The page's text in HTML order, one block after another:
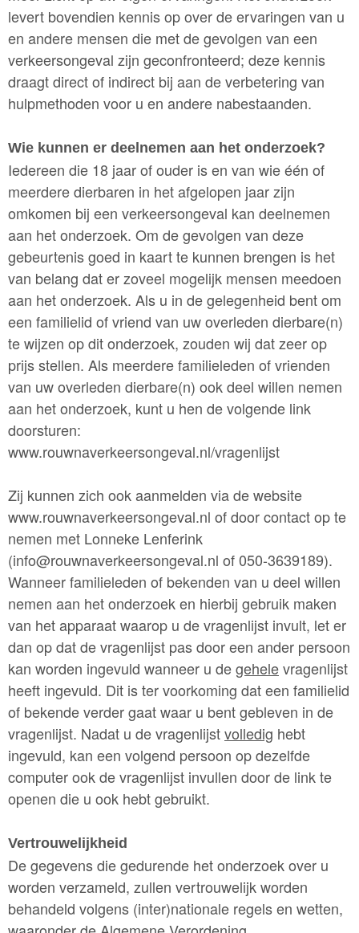
levert bovendien kennis op over de ervaringen van u
en andere mensen die met de gevolgen van een
verkeersongeval zijn geconfronteerd; deze kennis
draagt direct of indirect bij aan de verbetering van
hulpmethoden voor u en andere nabestaanden.
Wie kunnen er deelnemen aan het onderzoek?
Iedereen die 18 jaar of ouder is en van wie één of
meerdere dierbaren in het afgelopen jaar zijn
omkomen bij een verkeersongeval kan deelnemen
aan het onderzoek. Om de gevolgen van deze
gebeurtenis goed in kaart te kunnen brengen is het
van belang dat er zoveel mogelijk mensen meedoen
aan het onderzoek. Als u in de gelegenheid bent om
een familielid of vriend van uw overleden dierbare(n)
te wijzen op dit onderzoek, zouden wij dat zeer op
prijs stellen. Als meerdere familieleden of vrienden
van uw overleden dierbare(n) ook deel willen nemen
aan het onderzoek, kunt u hen de volgende link
doorsturen:
www.rouwnaverkeersongeval.nl/vragenlijst
Zij kunnen zich ook aanmelden via de website
www.rouwnaverkeersongeval.nl of door contact op te
nemen met Lonneke Lenferink
(info@rouwnaverkeersongeval.nl of 050-3639189).
Wanneer familieleden of bekenden van u deel willen
nemen aan het onderzoek en hierbij gebruik maken
van het apparaat waarop u de vragenlijst invult, let er
dan op dat de vragenlijst pas door een ander persoon
kan worden ingevuld wanneer u degehelevragenlijst
heeft ingevuld. Dit is ter voorkoming dat een familielid
of bekende verder gaat waar u bent gebleven in de
vragenlijst. Nadat u de vragenlijstvolledig hebt
ingevuld, kan een volgend persoon op dezelfde
computer ook de vragenlijst invullen door de link te
openen die u ook hebt gebruikt.
Vertrouwelijkheid
De gegevens die gedurende het onderzoek over u
worden verzameld, zullen vertrouwelijk worden
behandeld volgens (inter)nationale regels en wetten,